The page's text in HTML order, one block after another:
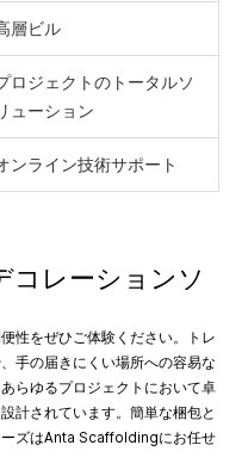
層ビル
ロジェクトのトータルソ
ューション
ンライン技術サポート
コレーションソ
性をぜひご体験ください。トレ
手の届きにくい場所への容易な
らゆるプロジェクトにおいて卓
計されています。簡単な梱包と
ズはAnta Scaffoldingにお任せ